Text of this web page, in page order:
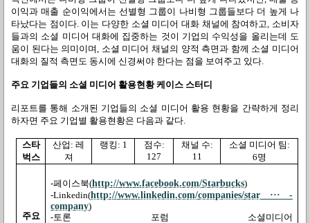
이익과 매출 순이익에서는 선별형 그룹이 나비형 그룹들보다 더 높게 나
타났다는 점이다. 이는 다양한 소셜 미디어 대화 채널에 참여하고
소비자
들과의 소셜 미디어 대화에 집중하는 것이 기업의 수익성을 올리는데 도
움이 된다는 의미이며
소셜 미디어 채널의 양적 측면과 함께 소셜 미디어
대화의 질적 측면도 동시에 신경써야 한다는 점을 보여주고 있다
주요 기업들의 소셜 미디어 활용현황 케이스 스터디
리포트를 통해 소개된 기업들의 소셜 미디어 활용 현황을 간략하게 정리
하자면 주요 기업별 활용현황은 다음과 같다
스타
벅스
산업 :레
져
랭킹 : 1 점수:
127
채널 수:
11
소셜 미디어 팀 :
6명
주요
-페이스북(http://www.facebook.com/Starbucks)
-Linkedin(http://www.linkedin.com/companies/star ··· -
company)
-토론 포럼 소셜미디어